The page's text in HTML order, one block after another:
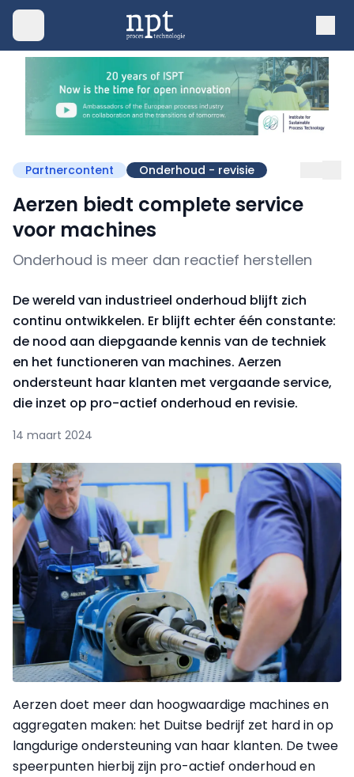
Partnercontent Onderhoud - revisie
Aerzen biedt complete service
voor machines
Onderhoud is meer dan reactief herstellen
De wereld van industrieel onderhoud blijft zich
continu ontwikkelen. Er blijft echter één constante:
de nood aan diepgaande kennis van de techniek
en het functioneren van machines. Aerzen
ondersteunt haar klanten met vergaande service,
die inzet op pro-actief onderhoud en revisie.
14 maart 2024
Aerzen doet meer dan hoogwaardige machines en
aggregaten maken: het Duitse bedrijf zet hard in op
langdurige ondersteuning van haar klanten. De twee
speerpunten hierbij zijn pro-actief onderhoud en